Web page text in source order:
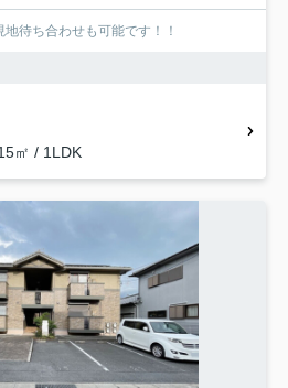
待ち合わせも可能です！！
㎡ / 1LDK